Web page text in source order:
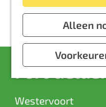
Alleen
Fort
Westervoort